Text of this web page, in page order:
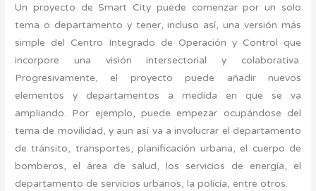
Un proyecto de Smart City puede comenzar por un solo
tema o departamento y tener, incluso así, una versión más
simple del Centro Integrado de Operación y Control que
incorpore una visión intersectorial y colaborativa.
Progresivamente, el proyecto puede añadir nuevos
elementos y departamentos a medida en que se va
ampliando. Por ejemplo, puede empezar ocupándose del
tema de movilidad, y aun así va a involucrar el departamento
de tránsito, transportes, planificación urbana, el cuerpo de
bomberos, el área de salud, los servicios de energía, el
departamento de servicios urbanos, la policía, entre otros.